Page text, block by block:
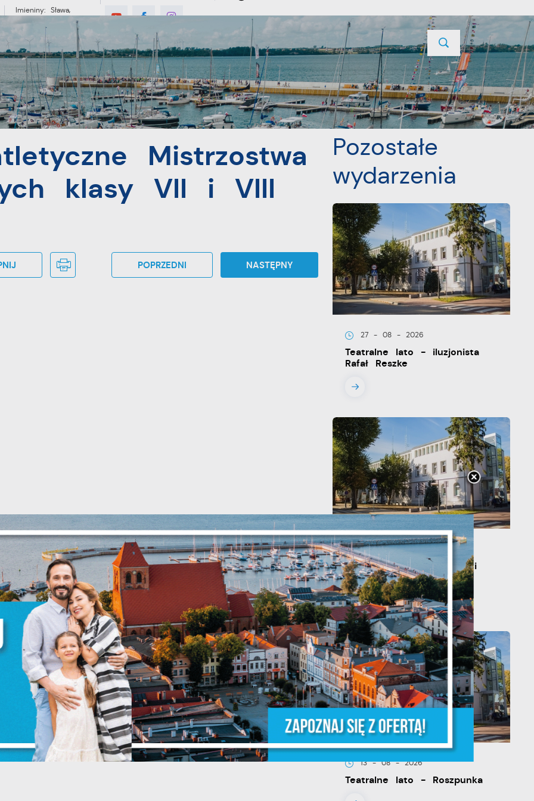
Imieniny: Sława,
Jakub, Stefan
MIESZKANIEC TURYSTYKA INWESTYCJE PROJEKTY UNIJNE KONTAKT
Szkół Podstawowych klasy VII i VIII POPRZEDNI NASTĘPNY
Mistrzostwa
klasy VII i VIII
POPRZEDNI NASTĘPNY
Pozostałe
wydarzenia
27 - 08 - 2026
Teatralne lato - iluzjonista
Rafał Reszke
20 - 08 - 2026
Teatralne lato - Zdrowo i
kolorowo
13 - 08 - 2026
Teatralne lato - Roszpunka
Twoją prywatność. Możesz zmienić ustawienia cookies lub
je wszystkie. W dowolnym momencie możesz dokonać zmiany
ustawień.
pliki cookies służą do prawidłowego funkcjonowania strony
i umożliwiają Ci komfortowe korzystanie z oferowanych przez
usług.
cookies odpowiadają na podejmowane przez Ciebie działania w celu
dostosowania Twoich ustawień preferencji prywatności, logowania czy
formularzy. Dzięki plikom cookies strona, z której korzystasz, może
bez zakłóceń.
i personalizacyjne
typu pliki cookies umożliwiają stronie internetowej zapamiętanie
przez Ciebie ustawień oraz personalizację określonych
czy prezentowanych treści.
ZAPISZ WYBRANE